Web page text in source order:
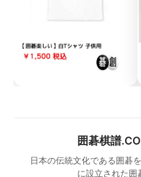
囲碁棋譜
日本の伝統文化である囲碁
に設立された囲